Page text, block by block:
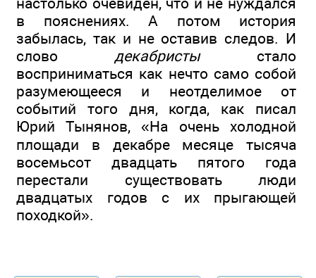
в пояснениях. А потом история
забылась, так и не оставив следов. И
слово декабристыстало
восприниматься как нечто само собой
разумеющееся и неотделимое от
событий того дня, когда, как писал
Юрий Тынянов, «На очень холодной
площади в декабре месяце тысяча
восемьсот двадцать пятого года
перестали существовать люди
двадцатых годов с их прыгающей
походкой».